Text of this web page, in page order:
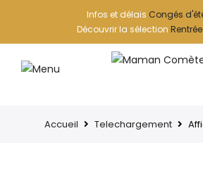
Infos et délais Congés
Découvrir la sélection
Accueil Telechargement